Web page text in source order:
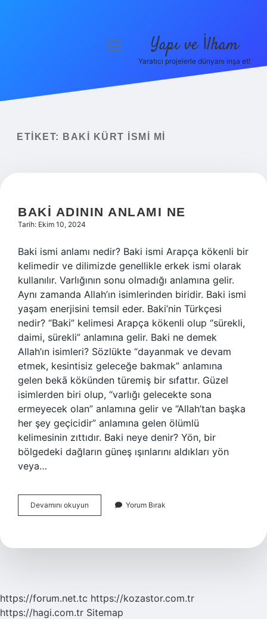
Yasal Uyarı
menüyü
Yapı ve İlham
Yaratıcı projelerle dünyanı inşa et!
ETIKET: BAKI KÜRT ISMI MI
BAKI ADININ ANLAMI NE
Tarih: Ekim 10, 2024
Baki ismi anlamı nedir? Baki ismi Arapça kökenli bir
kelimedir ve dilimizde genellikle erkek ismi olarak
kullanılır. Varlığının sonu olmadığı anlamına gelir.
Aynı zamanda Allah’ın isimlerinden biridir. Baki ismi
yaşam enerjisini temsil eder. Baki’nin Türkçesi
nedir? “Baki” kelimesi Arapça kökenli olup “sürekli,
daimi, sürekli” anlamına gelir. Baki ne demek
Allah’ın isimleri? Sözlükte “dayanmak ve devam
etmek, kesintisiz geleceğe bakmak” anlamına
gelen bekā kökünden türemiş bir sıfattır. Güzel
isimlerden biri olup, “varlığı gelecekte sona
ermeyecek olan” anlamına gelir ve “Allah’tan başka
her şey geçicidir” anlamına gelen ölümlü
kelimesinin zıttıdır. Baki neye denir? Yön, bir
bölgedeki dağların güneş ışınlarını aldıkları yön
veya…
Devamını okuyun
Adının
Yorum Bırak
https://forum.net.tc https://kozastor.com.tr
https://hagi.com.tr Sitemap